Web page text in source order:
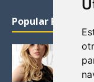
Popular Posts
Junio